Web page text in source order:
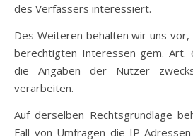
des Verfassers interessiert.
Des Weiteren behalten wir uns
berechtigten Interessen gem. Art.
die Angaben der Nutzer
verarbeiten.
Auf derselben Rechtsgrundlage
Fall von Umfragen die IP-